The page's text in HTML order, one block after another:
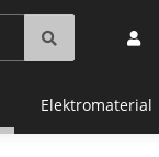
Elektromaterial